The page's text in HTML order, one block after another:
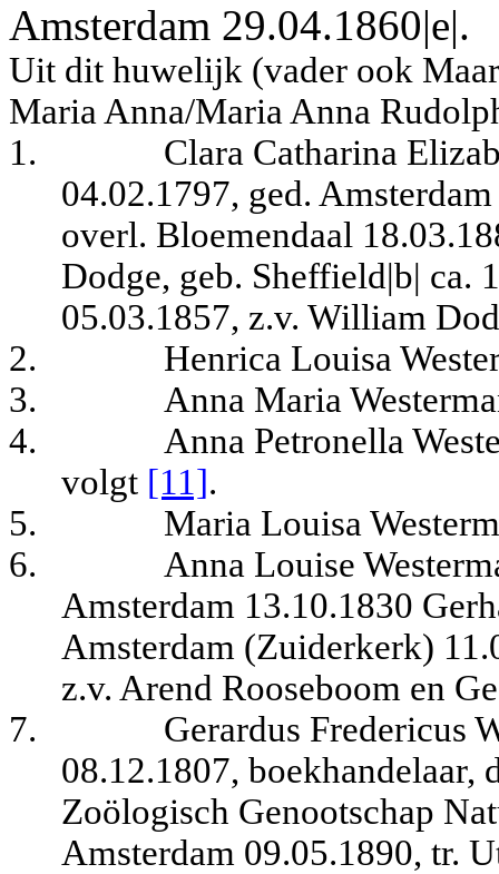
Amsterdam 29.04.1860|e|.
Uit dit huwelijk (vader ook
Maria Anna/Maria Anna
1.
Clara Catharina
04.02.1797, ged.
overl. Bloemendaal
Dodge, geb. Sheffield|b| ca.
05.03.1857, z.v. William
2.
Henrica Louisa
3.
Anna Maria
4.
Anna Petronella
volgt [11].
5.
Maria Louisa
6.
Anna Louise
Amsterdam 13.10.1830
Amsterdam (Zuiderkerk)
z.v. Arend Rooseboom en
7.
Gerardus Fredericus
08.12.1807,
Zoölogisch Genootschap
Amsterdam 09.05.1890, tr.